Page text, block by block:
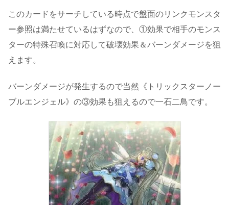
このカードをサーチしている時点で盤面のリンクモンスタ
ー参照は満たせているはずなので、①効果で相手のモンス
ターの特殊召喚に対応して破壊効果＆バーンダメージを狙
えます。
バーンダメージが発生するので当然《トリックスターノー
ブルエンジェル》の③効果も狙えるので一石二鳥です。